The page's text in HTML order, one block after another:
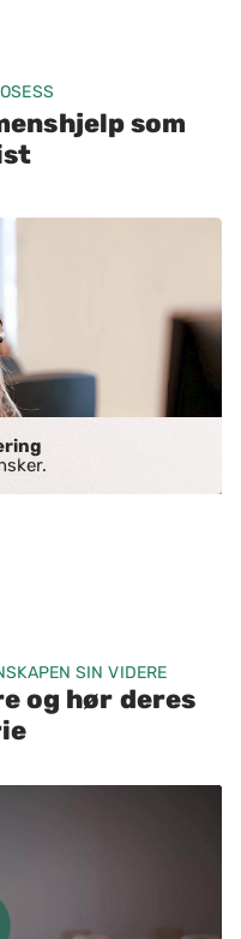
som
SIN VIDERE
og hør deres